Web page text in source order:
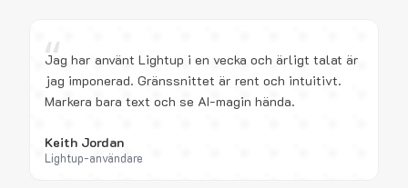
“
Jag har använt Lightup i en vecka och ärligt talat är
jag imponerad. Gränssnittet är rent och intuitivt.
Markera bara text och se AI-magin hända.
Keith Jordan
Lightup-användare